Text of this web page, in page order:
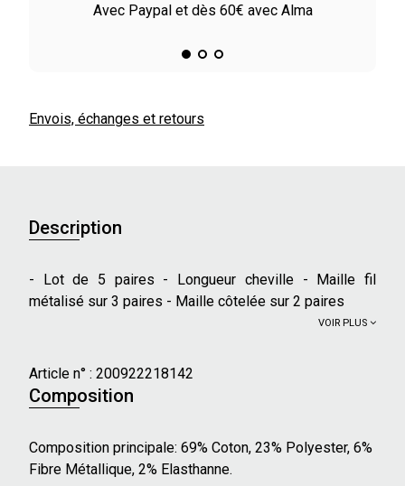
Avec Paypal et dès 60€ avec Alma
Envois, échanges et retours
Description
- Lot de 5 paires - Longueur cheville - Maille fil
métalisé sur 3 paires - Maille côtelée sur 2 paires
VOIR PLUS
Article n° : 200922218142
Composition
Composition principale: 69% Coton, 23% Polyester, 6%
Fibre Métallique, 2% Elasthanne.